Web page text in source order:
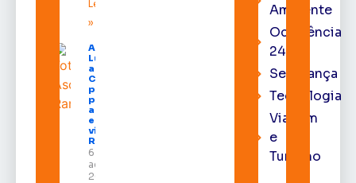
Leia mais
»
Após veto,
Lula envia
ao
Congresso
projeto
para criar
a UNIFRON
e grava
vídeo para
Randolfe
6 de
agosto de
2026
Ambiente
Ocorrência
24h
Segurança
Tecnologia
Viagem
e
Turismo